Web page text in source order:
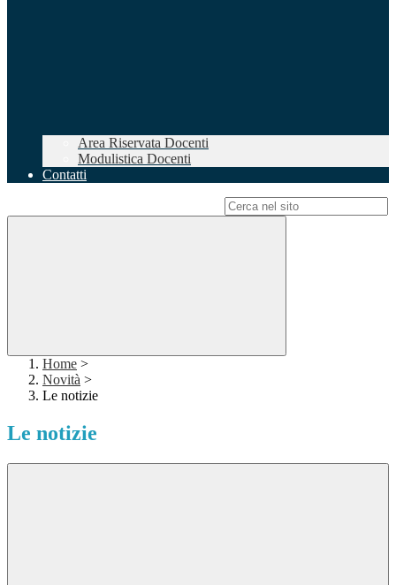
Area Riservata Docenti
Modulistica Docenti
Contatti
Home >
Novità >
Le notizie
Le notizie